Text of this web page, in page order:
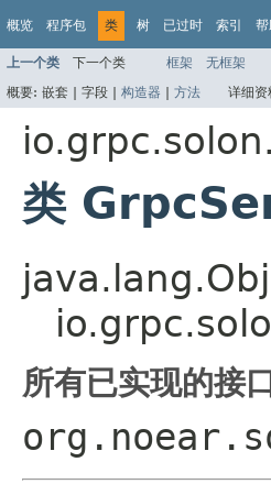
概览 程序包 类 树 已过时 索引 帮
上一个类 下一个类 框架 无框架
概要: 嵌套 | 字段 | 构造器 | 方法 详细资
类
所有已实现的接